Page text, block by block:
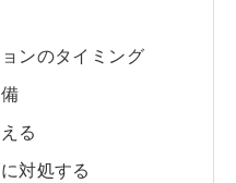
ンのタイミング
る
対処する